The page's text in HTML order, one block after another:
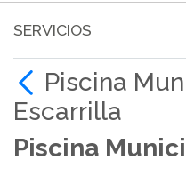
SERVICIOS
Piscina
Escarrilla
Piscina